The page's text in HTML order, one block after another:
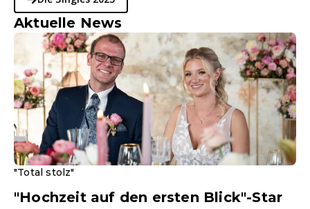
Aktuelle News
"Total stolz"
"Hochzeit auf den ersten Blick"-Star